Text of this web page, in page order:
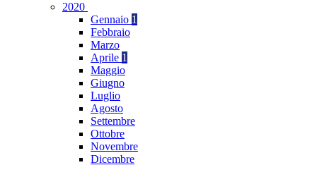
2020
Gennaio 1
Febbraio
Marzo
Aprile 1
Maggio
Giugno
Luglio
Agosto
Settembre
Ottobre
Novembre
Dicembre